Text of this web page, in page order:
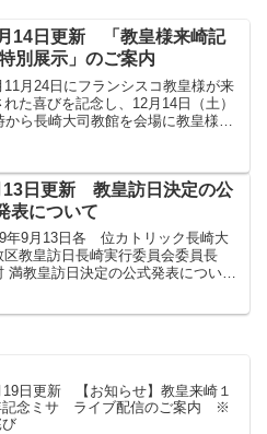
14日更新 「教皇様来崎記
別展示」のご案内
11月24日にフランシスコ教皇様が来
れた喜びを記念し、12月14日（土）
から長崎大司教館を会場に教皇様に
）や教皇様がミサのときに着用さ
服、教皇...
13日更新 教皇訪日決定の公
表について
年9月13日各 位カトリック長崎大
区教皇訪日長崎実行委員会委員長
満教皇訪日決定の公式発表につい
19日更新 【お知らせ】教皇来崎１
記念ミサ ライブ配信のご案内 ※